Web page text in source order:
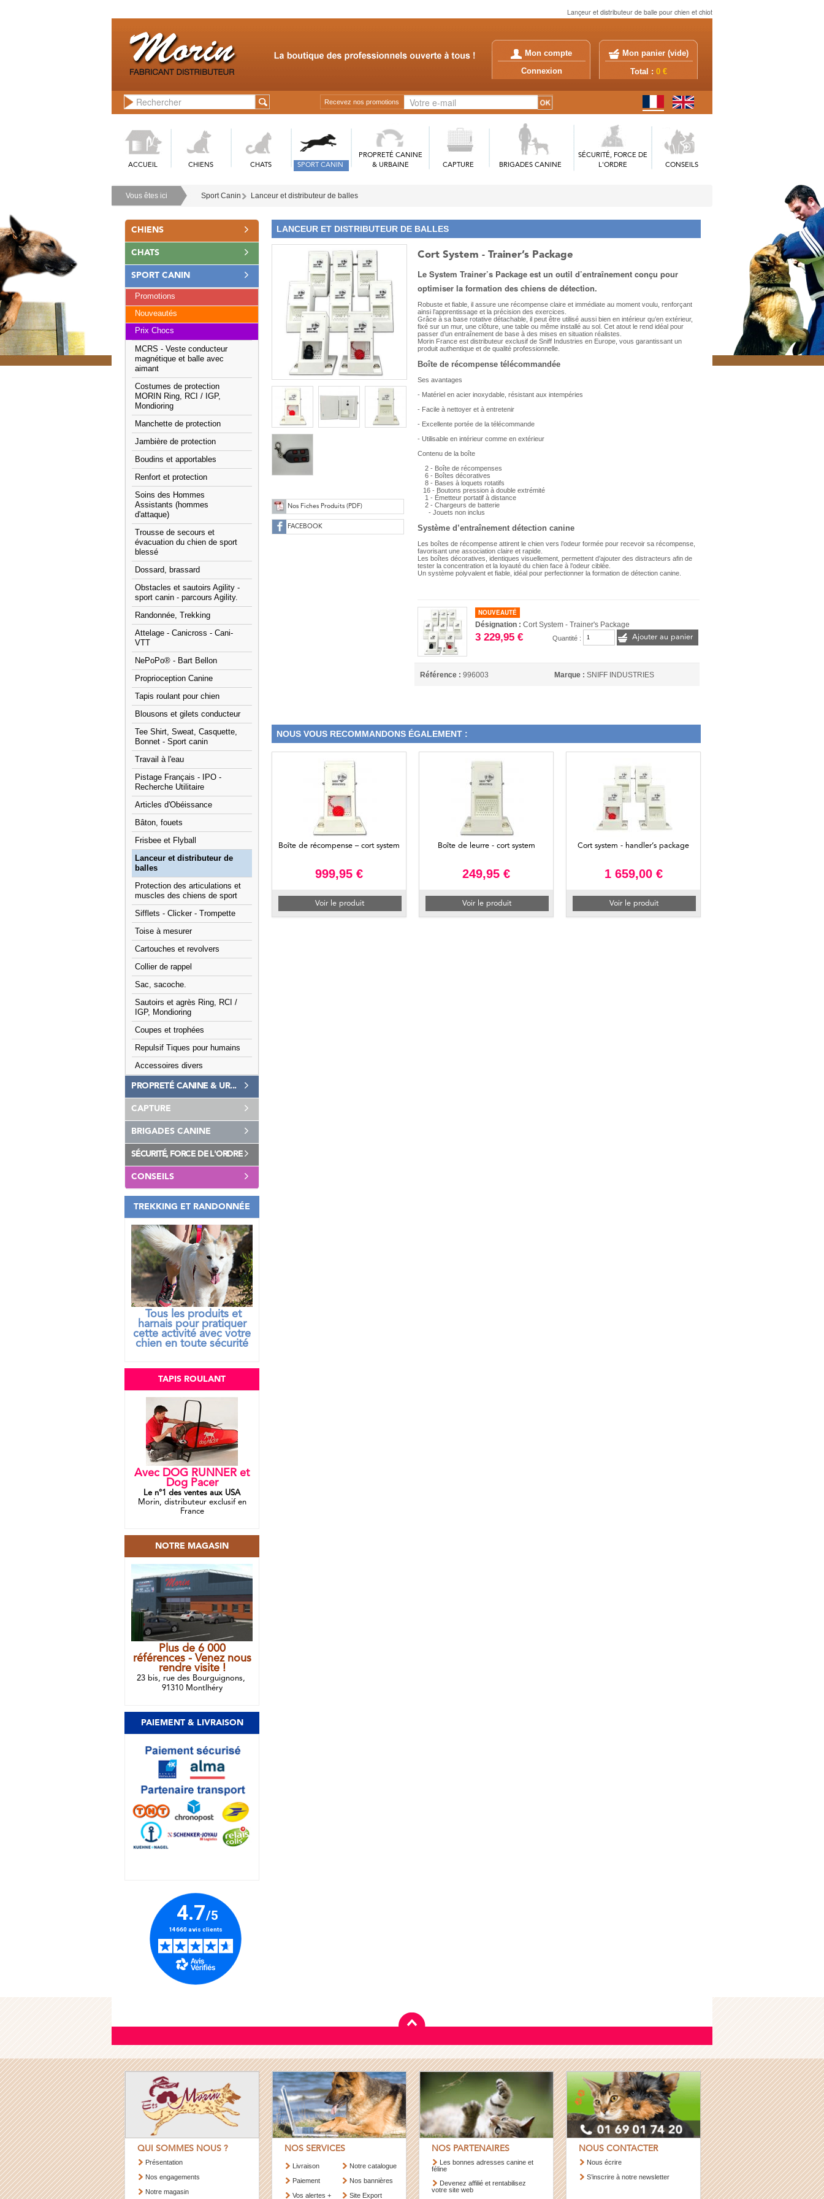
Lançeur et distributeur de balle pour chien et chiot
Mon compte
Connexion
Mon panier (vide)
Total : 0 €
Recevez nos promotions
ACCUEIL CHIENS CHATS SPORT CANIN
PROPRETÉ CANINE
& URBAINE
CAPTURE BRIGADES CANINE
SÉCURITÉ, FORCE DE
L'ORDRE
CONSEILS
Vous êtes ici Sport Canin Lanceur et distributeur de balles
CHIENS
CHATS
SPORT CANIN
Promotions
Nouveautés
Prix Chocs
MCRS - Veste conducteur
magnétique et balle avec
aimant
Costumes de protection
MORIN Ring, RCI / IGP,
Mondioring
Manchette de protection
Jambière de protection
Boudins et apportables
Renfort et protection
Soins des Hommes
Assistants (hommes
d'attaque)
Trousse de secours et
évacuation du chien de sport
blessé
Dossard, brassard
Obstacles et sautoirs Agility -
sport canin - parcours Agility.
Randonnée, Trekking
Attelage - Canicross - Cani-
VTT
NePoPo® - Bart Bellon
Proprioception Canine
Tapis roulant pour chien
Blousons et gilets conducteur
Tee Shirt, Sweat, Casquette,
Bonnet - Sport canin
Travail à l'eau
Pistage Français - IPO -
Recherche Utilitaire
Articles d'Obéissance
Bâton, fouets
Frisbee et Flyball
Lanceur et distributeur de
balles
Protection des articulations et
muscles des chiens de sport
Sifflets - Clicker - Trompette
Toise à mesurer
Cartouches et revolvers
Collier de rappel
Sac, sacoche.
Sautoirs et agrès Ring, RCI /
IGP, Mondioring
Coupes et trophées
Repulsif Tiques pour humains
Accessoires divers
PROPRETÉ CANINE & UR...
CAPTURE
BRIGADES CANINE
SÉCURITÉ, FORCE DE L'ORDRE
CONSEILS
TREKKING ET RANDONNÉE
Tous les produits et
harnais pour pratiquer
cette activité avec votre
chien en toute sécurité
TAPIS ROULANT
Avec DOG RUNNER et
Dog Pacer
Le n°1 des ventes aux USA
Morin, distributeur exclusif en
France
NOTRE MAGASIN
Plus de 6 000
références - Venez nous
rendre visite !
23 bis, rue des Bourguignons,
91310 Montlhéry
PAIEMENT & LIVRAISON
LANCEUR ET DISTRIBUTEUR DE BALLES
Nos Fiches Produits (PDF)
FACEBOOK
Cort System - Trainer’s Package
Le System Trainer’s Package est un outil d’entraînement conçu pour
optimiser la formation des chiens de détection.
Robuste et fiable, il assure une récompense claire et immédiate au moment voulu, renforçant
ainsi l’apprentissage et la précision des exercices.
Grâce à sa base rotative détachable, il peut être utilisé aussi bien en intérieur qu’en extérieur,
fixé sur un mur, une clôture, une table ou même installé au sol. Cet atout le rend idéal pour
passer d’un entraînement de base à des mises en situation réalistes.
Morin France est distributeur exclusif de Sniff Industries en Europe, vous garantissant un
produit authentique et de qualité professionnelle.
Boîte de récompense télécommandée
Ses avantages
- Matériel en acier inoxydable, résistant aux intempéries
- Facile à nettoyer et à entretenir
- Excellente portée de la télécommande
- Utilisable en intérieur comme en extérieur
Contenu de la boîte
2 - Boîte de récompenses
6 - Boîtes décoratives
8 - Bases à loquets rotatifs
16 - Boutons pression à double extrémité
1 - Émetteur portatif à distance
2 - Chargeurs de batterie
- Jouets non inclus
Système d’entraînement détection canine
Les boîtes de récompense attirent le chien vers l’odeur formée pour recevoir sa récompense,
favorisant une association claire et rapide.
Les boîtes décoratives, identiques visuellement, permettent d’ajouter des distracteurs afin de
tester la concentration et la loyauté du chien face à l’odeur ciblée.
Un système polyvalent et fiable, idéal pour perfectionner la formation de détection canine.
NOUVEAUTÉ
Désignation :Cort System - Trainer's Package
3 229,95 € Quantité : Ajouter au panier
Référence : 996003 Marque : SNIFF INDUSTRIES
NOUS VOUS RECOMMANDONS ÉGALEMENT :
Boîte de récompense – cort system
999,95 €
Voir le produit
Boîte de leurre - cort system
249,95 €
Voir le produit
Cort system - handler’s package
1 659,00 €
Voir le produit
QUI SOMMES NOUS ?
Présentation
Nos engagements
Notre magasin
NOS SERVICES
Livraison
Paiement
Vos alertes +
Notre catalogue
Nos bannières
Site Export
NOS PARTENAIRES
Les bonnes adresses canine et
féline
Devenez affilié et rentabilisez
votre site web
NOUS CONTACTER
Nous écrire
S’inscrire à notre newsletter